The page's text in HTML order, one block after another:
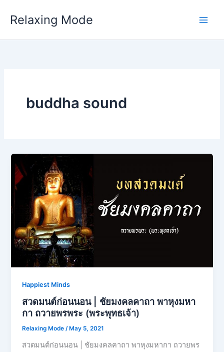
Relaxing Mode
buddha sound
Happiest Minds
สวดมนต์ก่อนนอน | ชัยมงคลคาถา พาหุงมหา
กา ถวายพรพระ (พระพุทธเจ้า)
Relaxing Mode/ May 5, 2021
สวดมนต์ก่อนนอน | ชัยมงคลคาถา พาหุงมหากา ถวายพร